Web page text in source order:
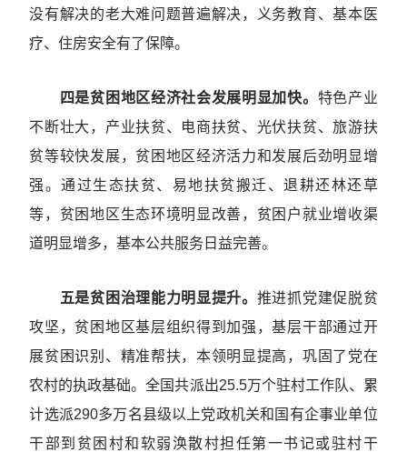
没有解决的老大难问题普遍解决，义务教育、基本医
疗、住房安全有了保障。
四是贫困地区经济社会发展明显加快。 特色产业
不断壮大，产业扶贫、电商扶贫、光伏扶贫、旅游扶
贫等较快发展，贫困地区经济活力和发展后劲明显增
强。通过生态扶贫、易地扶贫搬迁、退耕还林还草
等，贫困地区生态环境明显改善，贫困户就业增收渠
道明显增多，基本公共服务日益完善。
五是贫困治理能力明显提升。 推进抓党建促脱贫
攻坚，贫困地区基层组织得到加强，基层干部通过开
展贫困识别、精准帮扶，本领明显提高，巩固了党在
农村的执政基础。全国共派出25.5万个驻村工作队、累
计选派290多万名县级以上党政机关和国有企事业单位
干部到贫困村和软弱涣散村担任第一书记或驻村干